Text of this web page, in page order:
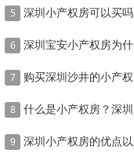
5 深圳小产权房可以买
6 深圳宝安小产权房为
7 购买深圳沙井的小产权
8 什么是小产权房？深
9 深圳小产权房的优点